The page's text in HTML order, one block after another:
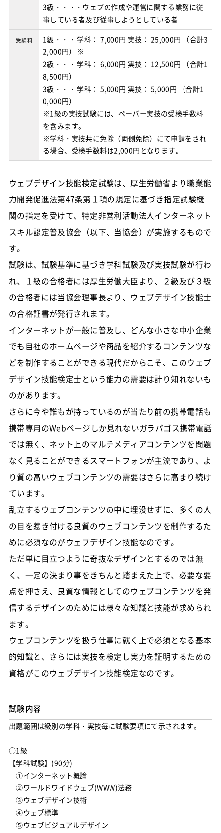
3級・・・・ウェブの作成や運営に関する業務に従
受験料
1級・・・ 学科： 7,000円 実技： 25,000円 （合計3
2,000円） ※
2級・・・ 学科： 6,000円 実技： 12,500円 （合計1
8,500円）
3級・・・ 学科： 5,000円 実技： 5,000円 （合計1
0,000円）
※1級の実技試験には、ペーパー実技の受検手数料
を含みます。
※学科・実技共に免除（両側免除）にて申請をされ
る場合、受検手数料は2,000円となります。
ウェブデザイン技能検定試験は、厚生労働省より職業能
力開発促進法第47条第１項の規定に基づき指定試験機
関の指定を受けて、特定非営利活動法人インターネット
スキル認定普及協会（以下、当協会）が実施するもので
す。
試験は、試験基準に基づき学科試験及び実技試験が行わ
れ、１級の合格者には厚生労働大臣より、２級及び３級
の合格者には当協会理事長より、ウェブデザイン技能士
の合格証書が発行されます。
インターネットが一般に普及し、どんな小さな中小企業
でも自社のホームページや商品を紹介するコンテンツな
どを制作することができる現代だからこそ、このウェブ
デザイン技能検定士という能力の需要は計り知れないも
のがあります。
さらに今や誰もが持っているのが当たり前の携帯電話も
携帯専用のWebページしか見れないガラパゴス携帯電話
では無く、ネット上のマルチメディアコンテンツを問題
なく見ることができるスマートフォンが主流であり、よ
り質の高いウェブコンテンツの需要はさらに高まり続け
ています。
乱立するウェブコンテンツの中に埋没せずに、多くの人
の目を惹き付ける良質のウェブコンテンツを制作するた
めに必須なのがウェブデザイン技能なのです。
ただ単に目立つように奇抜なデザインとするのでは無
く、一定の決まり事をきちんと踏まえた上で、必要な要
点を押さえ、良質な情報としてのウェブコンテンツを発
信するデザインのためには様々な知識と技能が求められ
ます。
ウェブコンテンツを扱う仕事に就く上で必須となる基本
的知識と、さらには実技を検定し実力を証明するための
資格がこのウェブデザイン技能検定なのです。
試験内容
出題範囲は級別の学科・実技毎に試験要項にて示されます。
○1級
【学科試験】(90分)
①インターネット概論
②ワールドワイドウェブ(WWW)法務
③ウェブデザイン技術
④ウェブ標準
⑤ウェブビジュアルデザイン